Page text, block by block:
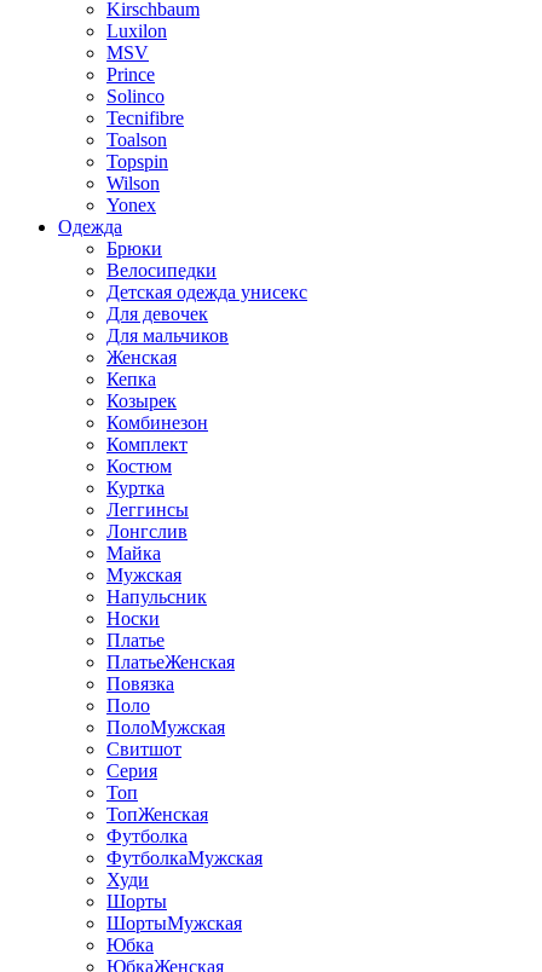
Kirschbaum
Luxilon
MSV
Prince
Solinco
Tecnifibre
Toalson
Topspin
Wilson
Yonex
Одежда
Брюки
Велосипедки
Детская одежда унисекс
Для девочек
Для мальчиков
Женская
Кепка
Козырек
Комбинезон
Комплект
Костюм
Куртка
Леггинсы
Лонгслив
Майка
Мужская
Напульсник
Носки
Платье
ПлатьеЖенская
Повязка
Поло
ПолоМужская
Свитшот
Серия
Топ
ТопЖенская
Футболка
ФутболкаМужская
Худи
Шорты
ШортыМужская
Юбка
ЮбкаЖенская